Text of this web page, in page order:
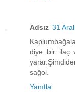
Adsız 31
diye bir ilaç
sağol.
Yanıtla